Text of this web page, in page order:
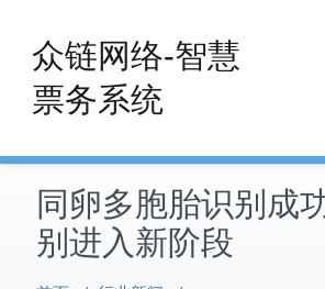
content
众链网络-智慧
票务系统
同卵多胞胎识别成
别进入新阶段